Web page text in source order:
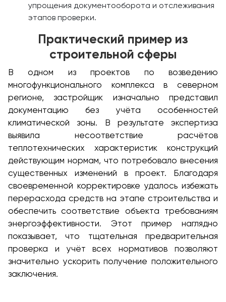
упрощения документооборота и отслеживания
этапов проверки.
Практический пример из
строительной сферы
В одном из проектов по возведению
многофункционального комплекса в северном
регионе, застройщик изначально представил
документацию без учёта особенностей
климатической зоны. В результате экспертиза
выявила несоответствие расчётов
теплотехнических характеристик конструкций
действующим нормам, что потребовало внесения
существенных изменений в проект. Благодаря
своевременной корректировке удалось избежать
перерасхода средств на этапе строительства и
обеспечить соответствие объекта требованиям
энергоэффективности. Этот пример наглядно
показывает, что тщательная предварительная
проверка и учёт всех нормативов позволяют
значительно ускорить получение положительного
заключения.